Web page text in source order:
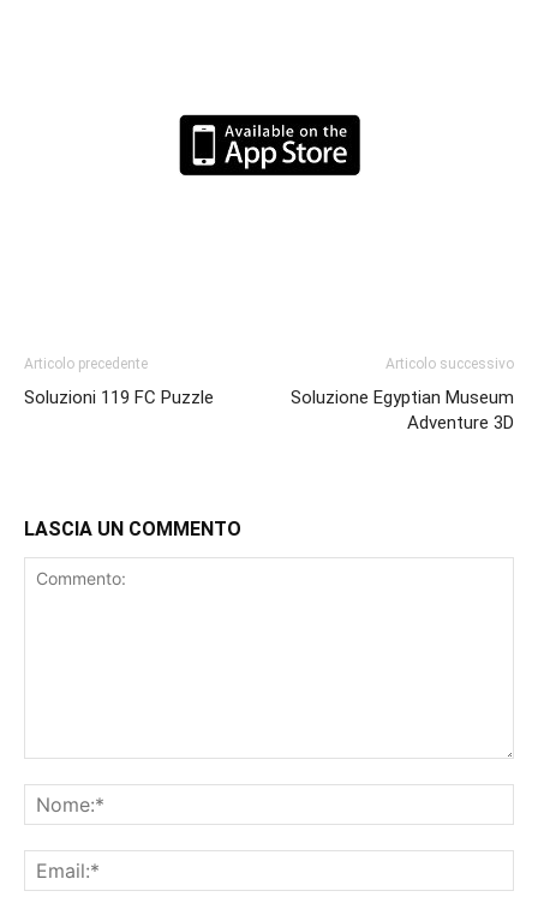
Articolo precedente
Soluzioni 119 FC Puzzle
Articolo successivo
Soluzione Egyptian Museum
Adventure 3D
LASCIA UN COMMENTO